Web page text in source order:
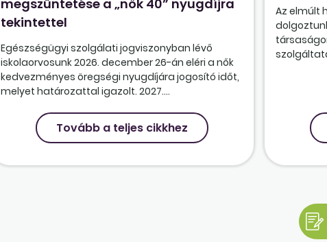
megszüntetése a „nők 40” nyugdíjra
tekintettel
Egészségügyi szolgálati jogviszonyban lévő
iskolaorvosunk 2026. december 26-án eléri a nők
kedvezményes öregségi nyugdíjára jogosító időt,
melyet határozattal igazolt. 2027....
Tovább a teljes cikkhez
Az elmúlt